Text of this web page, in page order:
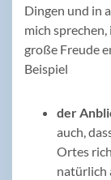
Dingen und in
mich sprechen,
große Freude
Beispiel
der
auch,
Ortes
natürlich